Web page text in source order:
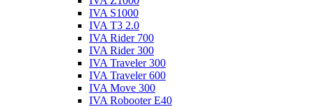
IVA S1000
IVA T3 2.0
IVA Rider 700
IVA Rider 300
IVA Traveler 300
IVA Traveler 600
IVA Move 300
IVA Robooter E40